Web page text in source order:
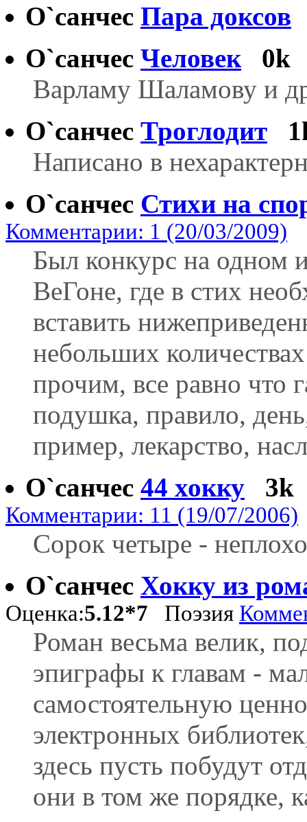
О`санчес Пара доксов
О`санчес Человек
0k
Варламу Шаламову и
О`санчес Троглодит
Написано в
О`санчес Стихи на
Комментарии: 1 (20/03/2009)
Был конкурс на одном
ВеГоне, где в стих
вставить
небольших
прочим, все равно что
подушка, правило,
пример, лекарство,
О`санчес 44 хокку 3k
Комментарии: 11 (19/07/2006)
Сорок четыре -
О`санчес Хокку из
Оценка:5.12*7 Поэзия
Роман весьма велик,
эпиграфы к главам -
самостоятельную
электронных
здесь пусть побудут
они в том же порядке,